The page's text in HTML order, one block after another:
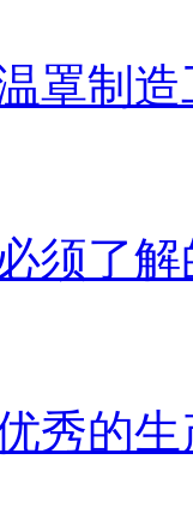
罩制
须了
秀的